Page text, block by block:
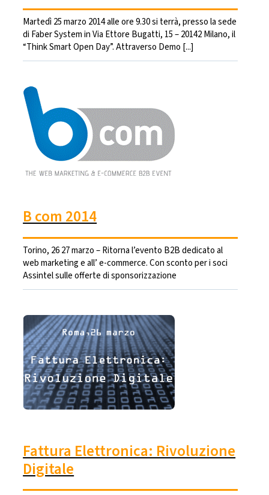
Martedì 25 marzo 2014 alle ore 9.30 si terrà, presso la sede
di Faber System in Via Ettore Bugatti, 15 – 20142 Milano, il
“Think Smart Open Day”. Attraverso Demo [...]
B com 2014
Torino, 26 27 marzo – Ritorna l’evento B2B dedicato al
web marketing e all’ e-commerce. Con sconto per i soci
Assintel sulle offerte di sponsorizzazione
Fattura Elettronica: Rivoluzione
Digitale